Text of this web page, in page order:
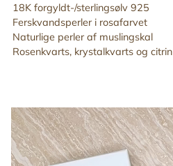
18K forgyldt-/sterlingsølv 925
Ferskvandsperler i rosafarvet
Naturlige perler af muslingskal
Rosenkvarts, krystalkvarts og citrin